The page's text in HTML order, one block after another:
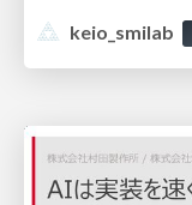
keio_smilab